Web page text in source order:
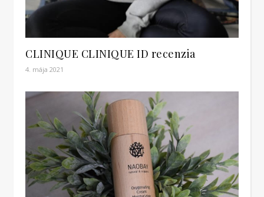
CLINIQUE CLINIQUE ID recenzia
4. mája 2021